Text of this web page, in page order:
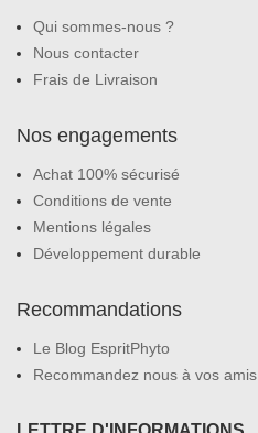
Qui sommes-nous ?
Nous contacter
Frais de Livraison
Nos engagements
Achat 100% sécurisé
Conditions de vente
Mentions légales
Développement durable
Recommandations
Le Blog EspritPhyto
Recommandez nous à vos amis